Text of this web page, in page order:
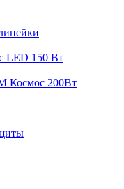
LED 150 Вт
Космос 200Вт